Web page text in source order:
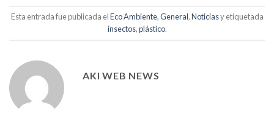
Esta entrada fue publicada elEco Ambiente,General,Noticiasy etiquetada
insectos,plástico.
AKI WEB NEWS